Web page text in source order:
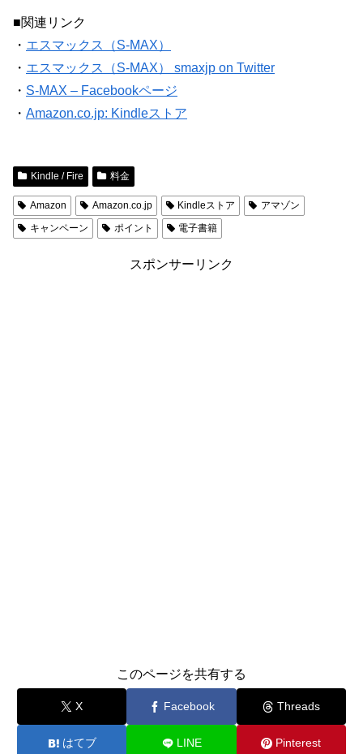
■関連リンク
・ エスマックス（S-MAX）
・ エスマックス（S-MAX） smaxjp on Twitter
・ S-MAX – Facebookページ
・ Amazon.co.jp: Kindleストア
Kindle / Fire 料金
Amazon Amazon.co.jp Kindleストア
アマゾン
キャンペーン
ポイント 電子書籍
スポンサーリンク
このページを共有する
X Facebook Threads
はてブ LINE Pinterest